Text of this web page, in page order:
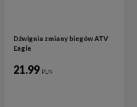
Dźwignia zmiany biegów ATV
Eagle
21.99 PLN